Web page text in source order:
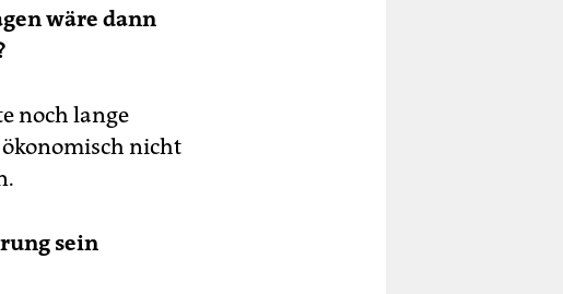
wäre dann
noch lange
nicht
sein